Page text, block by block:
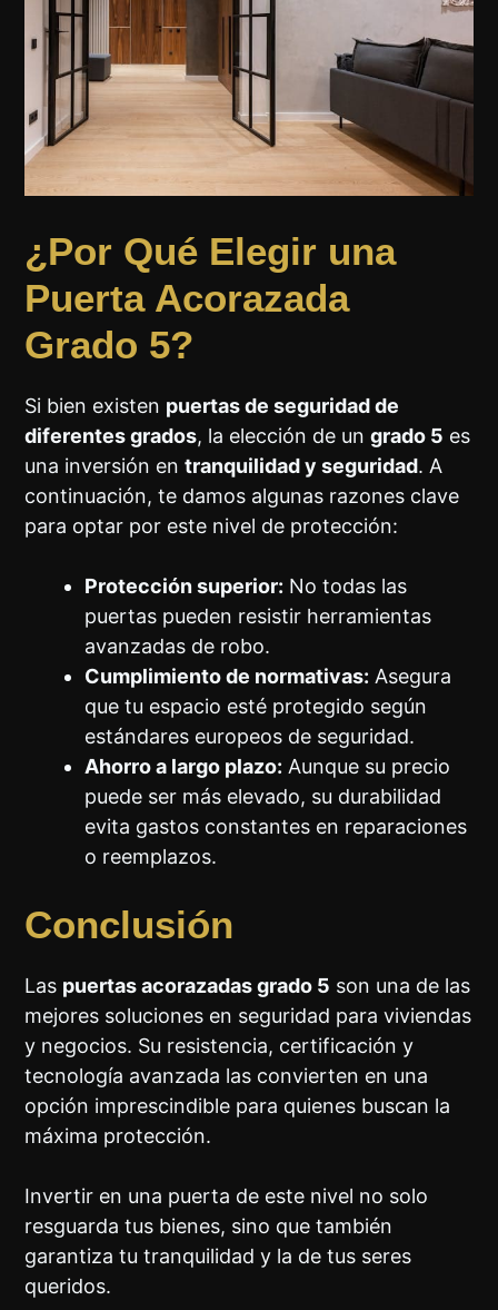
¿Por Qué Elegir una
Puerta Acorazada
Grado 5?
Si bien existen puertas de seguridad de
diferentes grados, la elección de ungrado 5 es
una inversión entranquilidad y seguridad. A
continuación, te damos algunas razones clave
para optar por este nivel de protección:
Protección superior: No todas las
puertas pueden resistir herramientas
avanzadas de robo.
Cumplimiento de normativas: Asegura
que tu espacio esté protegido según
estándares europeos de seguridad.
Ahorro a largo plazo: Aunque su precio
puede ser más elevado, su durabilidad
evita gastos constantes en reparaciones
o reemplazos.
Conclusión
Las puertas acorazadas grado 5 son una de las
mejores soluciones en seguridad para viviendas
y negocios. Su resistencia, certificación y
tecnología avanzada las convierten en una
opción imprescindible para quienes buscan la
máxima protección.
Invertir en una puerta de este nivel no solo
resguarda tus bienes, sino que también
garantiza tu tranquilidad y la de tus seres
queridos.